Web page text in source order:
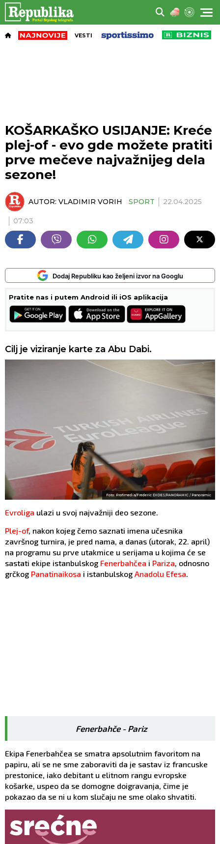
VESTI
KOŠARKAŠKO USIJANJE: Kreće
plej-of - evo gde možete pratiti
prve mečeve najvažnijeg dela
sezone!
AUTOR: VLADIMIR VORIH SPORT 22.04.2025
07:03
Dodaj Republiku kao željeni izvor na Googlu
Pratite nas i putem Android ili iOS aplikacija
Cilj je viziranje karte za Abu Dabi.
Foto: Profimedia/Frederic DIDES/PANORAMIC / Panoramic
Evroliga ulazi u svoj najvažniji deo sezone.
Plej-of, nakon kojeg čemo saznati imena učesnika
završnog turnira, je pred nama, a danas (utorak, 22. april)
na programu su prve utakmice u serijama u kojima će se
sastati ekipe istanbulskog Fenerbahčea i Pariza, odnosno
grčkog Panatinaikosa i istanbulskog Anadolu Efesa.
Fenerbahče - Pariz
Ekipa Fenerbahčea se smatra apsolutnim favoritom na
papiru, ali se ne sme zaboraviti da je sastav iz francuske
prestonice, iako debitant u elitnom rangu evropske
košarke, uspeo da se domogne doigravanja, čime je
pokazao da se ni u kom slučaju ne sme olako shvatiti.